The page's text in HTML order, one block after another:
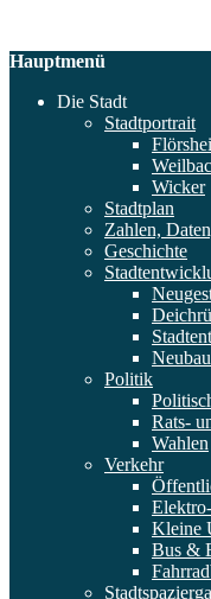
Hauptmenü
Die Stadt
Stadtportrait
Wicker
Stadtplan
Zahlen,
Geschichte
Politik
Rats-
Wahlen
Verkehr
Kleine
Bus &